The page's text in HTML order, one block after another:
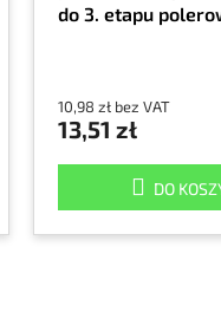
do 3. etapu
10,98 zł bez VAT
13,51 zł
DO